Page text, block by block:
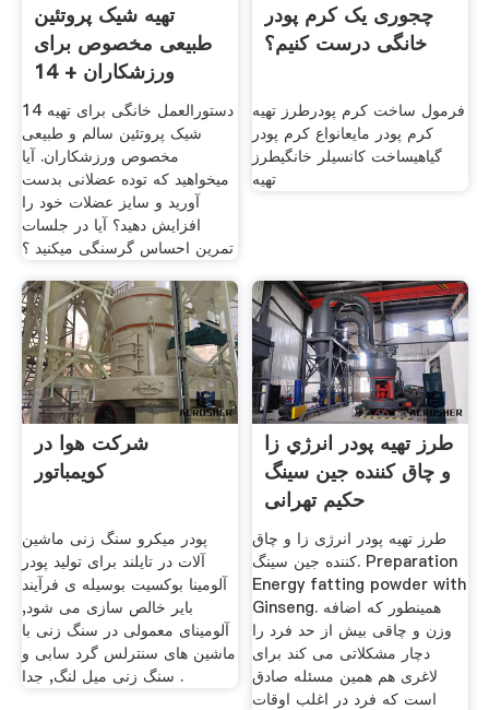
تهیه شیک پروتئین
طبیعی مخصوص برای
ورزشکاران + 14
دستور العمل14 دستورالعمل خانگی برای تهیه
شیک پروتئین سالم و طبیعی
مخصوص ورزشکاران. آیا
میخواهید که توده عضلانی بدست
آورید و سایز عضلات خود را
افزایش دهید؟ آیا در جلسات
تمرین احساس گرسنگی میکنید ؟
چجوری یک کرم پودر
خانگی درست کنیم؟
فرمول ساخت کرم پودرطرز تهیه
کرم پودر مایعانواع کرم پودر
گیاهیساخت کانسیلر خانگیطرز
تهیه
شرکت هوا در
کویمباتور
پودر میکرو سنگ زنی ماشین
آلات در تایلند برای تولید پودر
آلومینا بوکسیت بوسیله ی فرآیند
بایر خالص سازی می شود,
آلومینای معمولی در سنگ زنی با
ماشین های سنترلس گرد سابی و
سنگ زنی میل لنگ, جدا .
طرز تهيه پودر انرژي زا
و چاق کننده جين سينگ
حکیم تهرانی
طرز تهیه پودر انرژی زا و چاق
کننده جین سینگ. Preparation
Energy fatting powder with
Ginseng. همینطور که اضافه
وزن و چاقی بیش از حد فرد را
دچار مشکلاتی می کند برای
لاغری هم همین مسئله صادق
است که فرد در اغلب اوقات